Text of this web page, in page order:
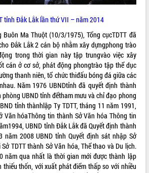
tỉnh Đắk Lắk lần thứ VII – năm 2014
Ma Thuột (10/3/1975), Tổng cụcTDTT đã
Đắk Lắk 2 cán bộ nhằm xây dựngphong trào
trong thời gian này tập trungvào việc xây
cán ở cơ sở, phát động phongtrào tập thể dục
thanh niên, tổ chức thiđấu bóng đá giữa các
Năm 1976 UBNDtỉnh đã quyết định thành
UBND tỉnh đểtham mưu và chỉ đạo phong
tỉnh thànhlập Ty TDTT, tháng 11 năm 1991,
Văn hóaThông tin thành Sở Văn hóa Thông tin
UBND tỉnh Đắk Lắk đã Quyết định thành
năm 2008 UBND tỉnh Quyết định sát nhập Sở
TDTT thành Sở Văn hóa, Thể thao và Du lịch.
năm qua nhất là thời gian mới được thành lập
thiếu thốn, với xuất phát điểm thấp so với nhiều